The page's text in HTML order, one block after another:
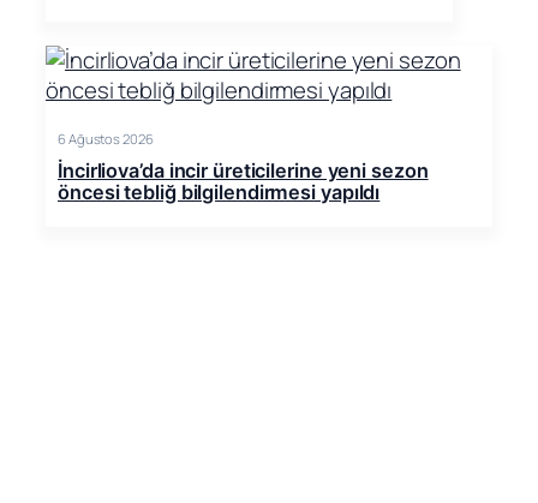
6 Ağustos 2026
İncirliova’da incir üreticilerine yeni sezon
öncesi tebliğ bilgilendirmesi yapıldı